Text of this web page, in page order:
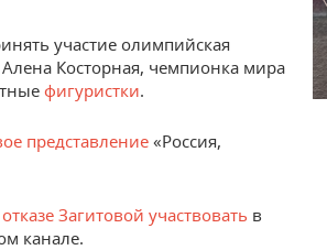
участие олимпийская
Косторная, чемпионка мира
фигуристки.
представление «Россия,
Загитовой участвовать в
канале.